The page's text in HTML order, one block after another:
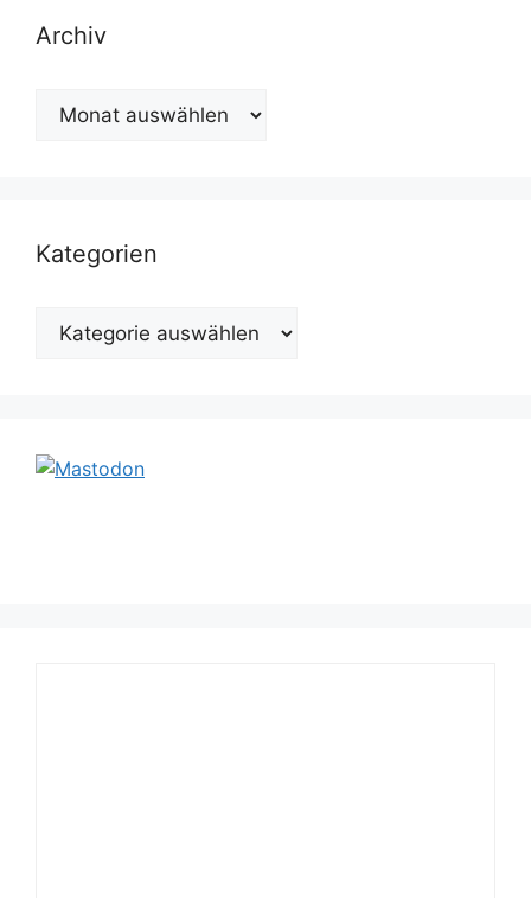
Archiv
Archiv
Kategorien
Kategorien